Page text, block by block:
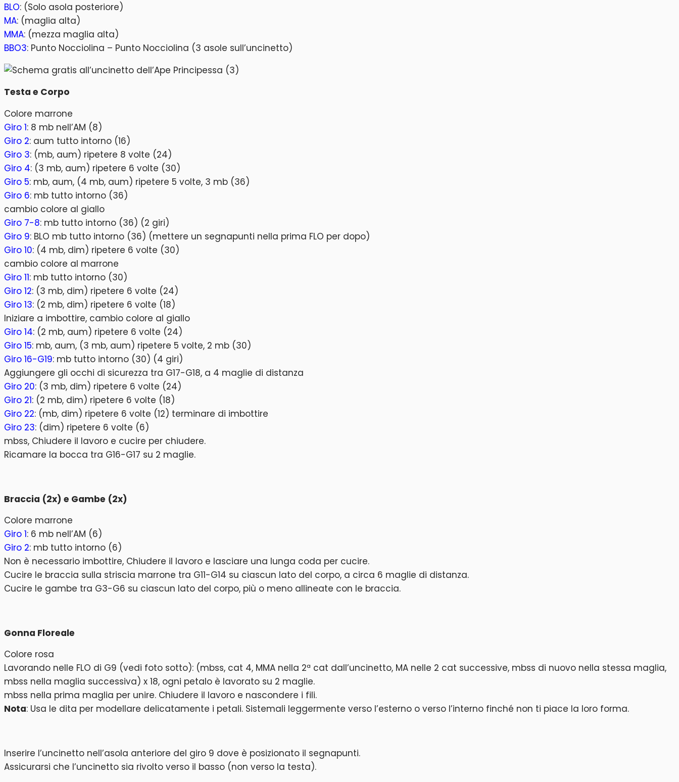
BLO: (Solo asola posteriore)
MA: (maglia alta)
MMA: (mezza maglia alta)
BBO3: Punto Nocciolina – Punto Nocciolina (3 asole sull’uncinetto)
Testa e Corpo
Colore marrone
Giro 1: 8 mb nell’AM (8)
Giro 2: aum tutto intorno (16)
Giro 3: (mb, aum) ripetere 8 volte (24)
Giro 4: (3 mb, aum) ripetere 6 volte (30)
Giro 5: mb, aum, (4 mb, aum) ripetere 5 volte, 3 mb (36)
Giro 6: mb tutto intorno (36)
cambio colore al giallo
Giro 7-8: mb tutto intorno (36) (2 giri)
Giro 9: BLO mb tutto intorno (36) (mettere un segnapunti nella prima FLO per dopo)
Giro 10: (4 mb, dim) ripetere 6 volte (30)
cambio colore al marrone
Giro 11: mb tutto intorno (30)
Giro 12: (3 mb, dim) ripetere 6 volte (24)
Giro 13: (2 mb, dim) ripetere 6 volte (18)
Iniziare a imbottire, cambio colore al giallo
Giro 14: (2 mb, aum) ripetere 6 volte (24)
Giro 15: mb, aum, (3 mb, aum) ripetere 5 volte, 2 mb (30)
Giro 16-G19: mb tutto intorno (30) (4 giri)
Aggiungere gli occhi di sicurezza tra G17-G18, a 4 maglie di distanza
Giro 20: (3 mb, dim) ripetere 6 volte (24)
Giro 21: (2 mb, dim) ripetere 6 volte (18)
Giro 22: (mb, dim) ripetere 6 volte (12) terminare di imbottire
Giro 23: (dim) ripetere 6 volte (6)
mbss, Chiudere il lavoro e cucire per chiudere.
Ricamare la bocca tra G16-G17 su 2 maglie.
Braccia (2x) e Gambe (2x)
Colore marrone
Giro 1: 6 mb nell’AM (6)
Giro 2: mb tutto intorno (6)
Non è necessario imbottire, Chiudere il lavoro e lasciare una lunga coda per cucire.
Cucire le braccia sulla striscia marrone tra G11-G14 su ciascun lato del corpo, a circa 6 maglie di distanza.
Cucire le gambe tra G3-G6 su ciascun lato del corpo, più o meno allineate con le braccia.
Gonna Floreale
Colore rosa
Lavorando nelle FLO di G9 (vedi foto sotto): (mbss, cat 4, MMA nella 2ª cat dall’uncinetto, MA nelle 2 cat successive, mbss di nuovo nella stessa maglia,
mbss nella maglia successiva) x 18, ogni petalo è lavorato su 2 maglie.
mbss nella prima maglia per unire. Chiudere il lavoro e nascondere i fili.
Nota: Usa le dita per modellare delicatamente i petali. Sistemali leggermente verso l’esterno o verso l’interno finché non ti piace la loro forma.
Inserire l’uncinetto nell’asola anteriore del giro 9 dove è posizionato il segnapunti.
Assicurarsi che l’uncinetto sia rivolto verso il basso (non verso la testa).